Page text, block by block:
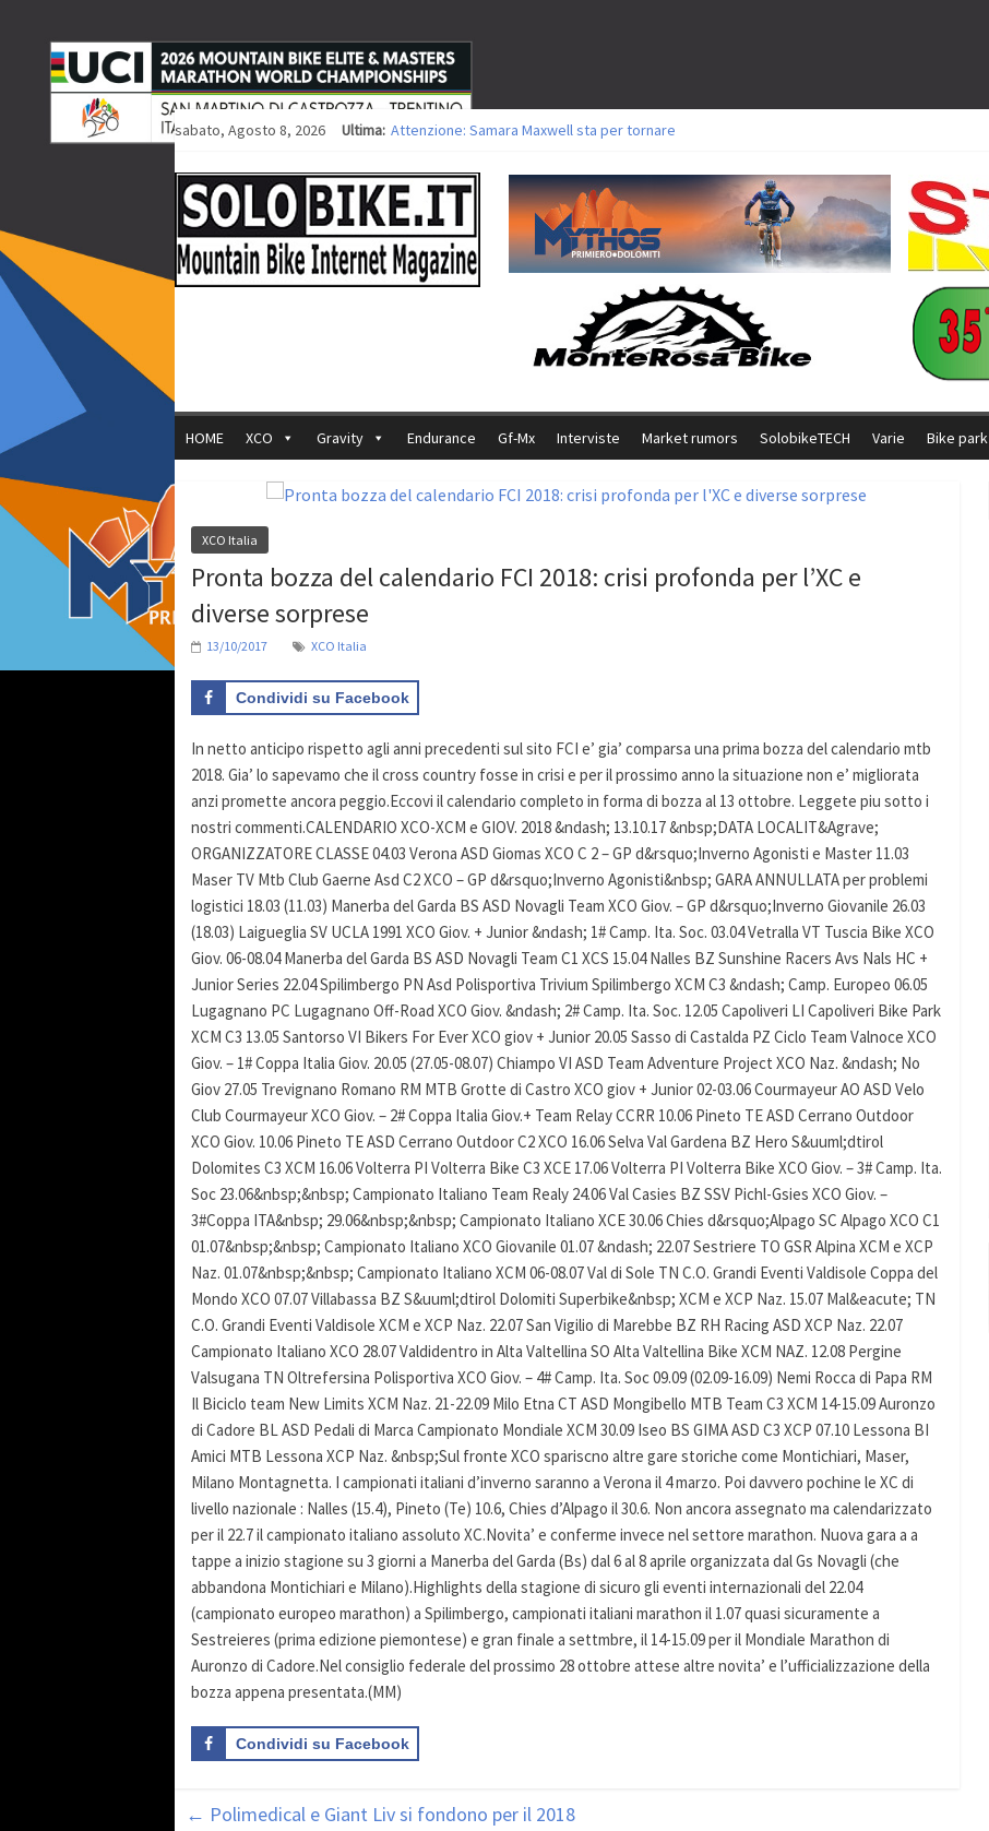
sabato, Agosto 8, 2026 Ultima: Attenzione: Samara Maxwell sta per tornare
Europei XCO: vittorie per Ghibaudo, Grossmann e Gallis. Signorelli 5^ la migliore tra gli italiani
35ª Marathon Bike della Brianza: l’ultima sfida agonistica di una leggendaria storia
Europei MTB: il Team Relay firma il secondo argento azzurro a Monteceneri
HOME XCO Gravity Endurance Gf-Mx Interviste Market rumors SolobikeTECH Varie Bike park
XCO Italia
Pronta bozza del calendario FCI 2018: crisi profonda per l’XC e
diverse sorprese
13/10/2017 XCO Italia
Condividi su Facebook
In netto anticipo rispetto agli anni precedenti sul sito FCI e’ gia’ comparsa una prima bozza del calendario mtb
2018. Gia’ lo sapevamo che il cross country fosse in crisi e per il prossimo anno la situazione non e’ migliorata
anzi promette ancora peggio.Eccovi il calendario completo in forma di bozza al 13 ottobre. Leggete piu sotto i
nostri commenti.CALENDARIO XCO-XCM e GIOV. 2018 &ndash; 13.10.17 &nbsp;DATA LOCALIT&Agrave;
ORGANIZZATORE CLASSE 04.03 Verona ASD Giomas XCO C 2 – GP d&rsquo;Inverno Agonisti e Master 11.03
Maser TV Mtb Club Gaerne Asd C2 XCO – GP d&rsquo;Inverno Agonisti&nbsp; GARA ANNULLATA per problemi
logistici 18.03 (11.03) Manerba del Garda BS ASD Novagli Team XCO Giov. – GP d&rsquo;Inverno Giovanile 26.03
(18.03) Laigueglia SV UCLA 1991 XCO Giov. + Junior &ndash; 1# Camp. Ita. Soc. 03.04 Vetralla VT Tuscia Bike XCO
Giov. 06-08.04 Manerba del Garda BS ASD Novagli Team C1 XCS 15.04 Nalles BZ Sunshine Racers Avs Nals HC +
Junior Series 22.04 Spilimbergo PN Asd Polisportiva Trivium Spilimbergo XCM C3 &ndash; Camp. Europeo 06.05
Lugagnano PC Lugagnano Off-Road XCO Giov. &ndash; 2# Camp. Ita. Soc. 12.05 Capoliveri LI Capoliveri Bike Park
XCM C3 13.05 Santorso VI Bikers For Ever XCO giov + Junior 20.05 Sasso di Castalda PZ Ciclo Team Valnoce XCO
Giov. – 1# Coppa Italia Giov. 20.05 (27.05-08.07) Chiampo VI ASD Team Adventure Project XCO Naz. &ndash; No
Giov 27.05 Trevignano Romano RM MTB Grotte di Castro XCO giov + Junior 02-03.06 Courmayeur AO ASD Velo
Club Courmayeur XCO Giov. – 2# Coppa Italia Giov.+ Team Relay CCRR 10.06 Pineto TE ASD Cerrano Outdoor
XCO Giov. 10.06 Pineto TE ASD Cerrano Outdoor C2 XCO 16.06 Selva Val Gardena BZ Hero S&uuml;dtirol
Dolomites C3 XCM 16.06 Volterra PI Volterra Bike C3 XCE 17.06 Volterra PI Volterra Bike XCO Giov. – 3# Camp. Ita.
Soc 23.06&nbsp;&nbsp; Campionato Italiano Team Realy 24.06 Val Casies BZ SSV Pichl-Gsies XCO Giov. –
3#Coppa ITA&nbsp; 29.06&nbsp;&nbsp; Campionato Italiano XCE 30.06 Chies d&rsquo;Alpago SC Alpago XCO C1
01.07&nbsp;&nbsp; Campionato Italiano XCO Giovanile 01.07 &ndash; 22.07 Sestriere TO GSR Alpina XCM e XCP
Naz. 01.07&nbsp;&nbsp; Campionato Italiano XCM 06-08.07 Val di Sole TN C.O. Grandi Eventi Valdisole Coppa del
Mondo XCO 07.07 Villabassa BZ S&uuml;dtirol Dolomiti Superbike&nbsp; XCM e XCP Naz. 15.07 Mal&eacute; TN
C.O. Grandi Eventi Valdisole XCM e XCP Naz. 22.07 San Vigilio di Marebbe BZ RH Racing ASD XCP Naz. 22.07
Campionato Italiano XCO 28.07 Valdidentro in Alta Valtellina SO Alta Valtellina Bike XCM NAZ. 12.08 Pergine
Valsugana TN Oltrefersina Polisportiva XCO Giov. – 4# Camp. Ita. Soc 09.09 (02.09-16.09) Nemi Rocca di Papa RM
Il Biciclo team New Limits XCM Naz. 21-22.09 Milo Etna CT ASD Mongibello MTB Team C3 XCM 14-15.09 Auronzo
di Cadore BL ASD Pedali di Marca Campionato Mondiale XCM 30.09 Iseo BS GIMA ASD C3 XCP 07.10 Lessona BI
Amici MTB Lessona XCP Naz. &nbsp;Sul fronte XCO spariscno altre gare storiche come Montichiari, Maser,
Milano Montagnetta. I campionati italiani d’inverno saranno a Verona il 4 marzo. Poi davvero pochine le XC di
livello nazionale : Nalles (15.4), Pineto (Te) 10.6, Chies d’Alpago il 30.6. Non ancora assegnato ma calendarizzato
per il 22.7 il campionato italiano assoluto XC.Novita’ e conferme invece nel settore marathon. Nuova gara a a
tappe a inizio stagione su 3 giorni a Manerba del Garda (Bs) dal 6 al 8 aprile organizzata dal Gs Novagli (che
abbandona Montichiari e Milano).Highlights della stagione di sicuro gli eventi internazionali del 22.04
(campionato europeo marathon) a Spilimbergo, campionati italiani marathon il 1.07 quasi sicuramente a
Sestreieres (prima edizione piemontese) e gran finale a settmbre, il 14-15.09 per il Mondiale Marathon di
Auronzo di Cadore.Nel consiglio federale del prossimo 28 ottobre attese altre novita’ e l’ufficializzazione della
bozza appena presentata.(MM)
Condividi su Facebook
← Polimedical e Giant Liv si fondono per il 2018